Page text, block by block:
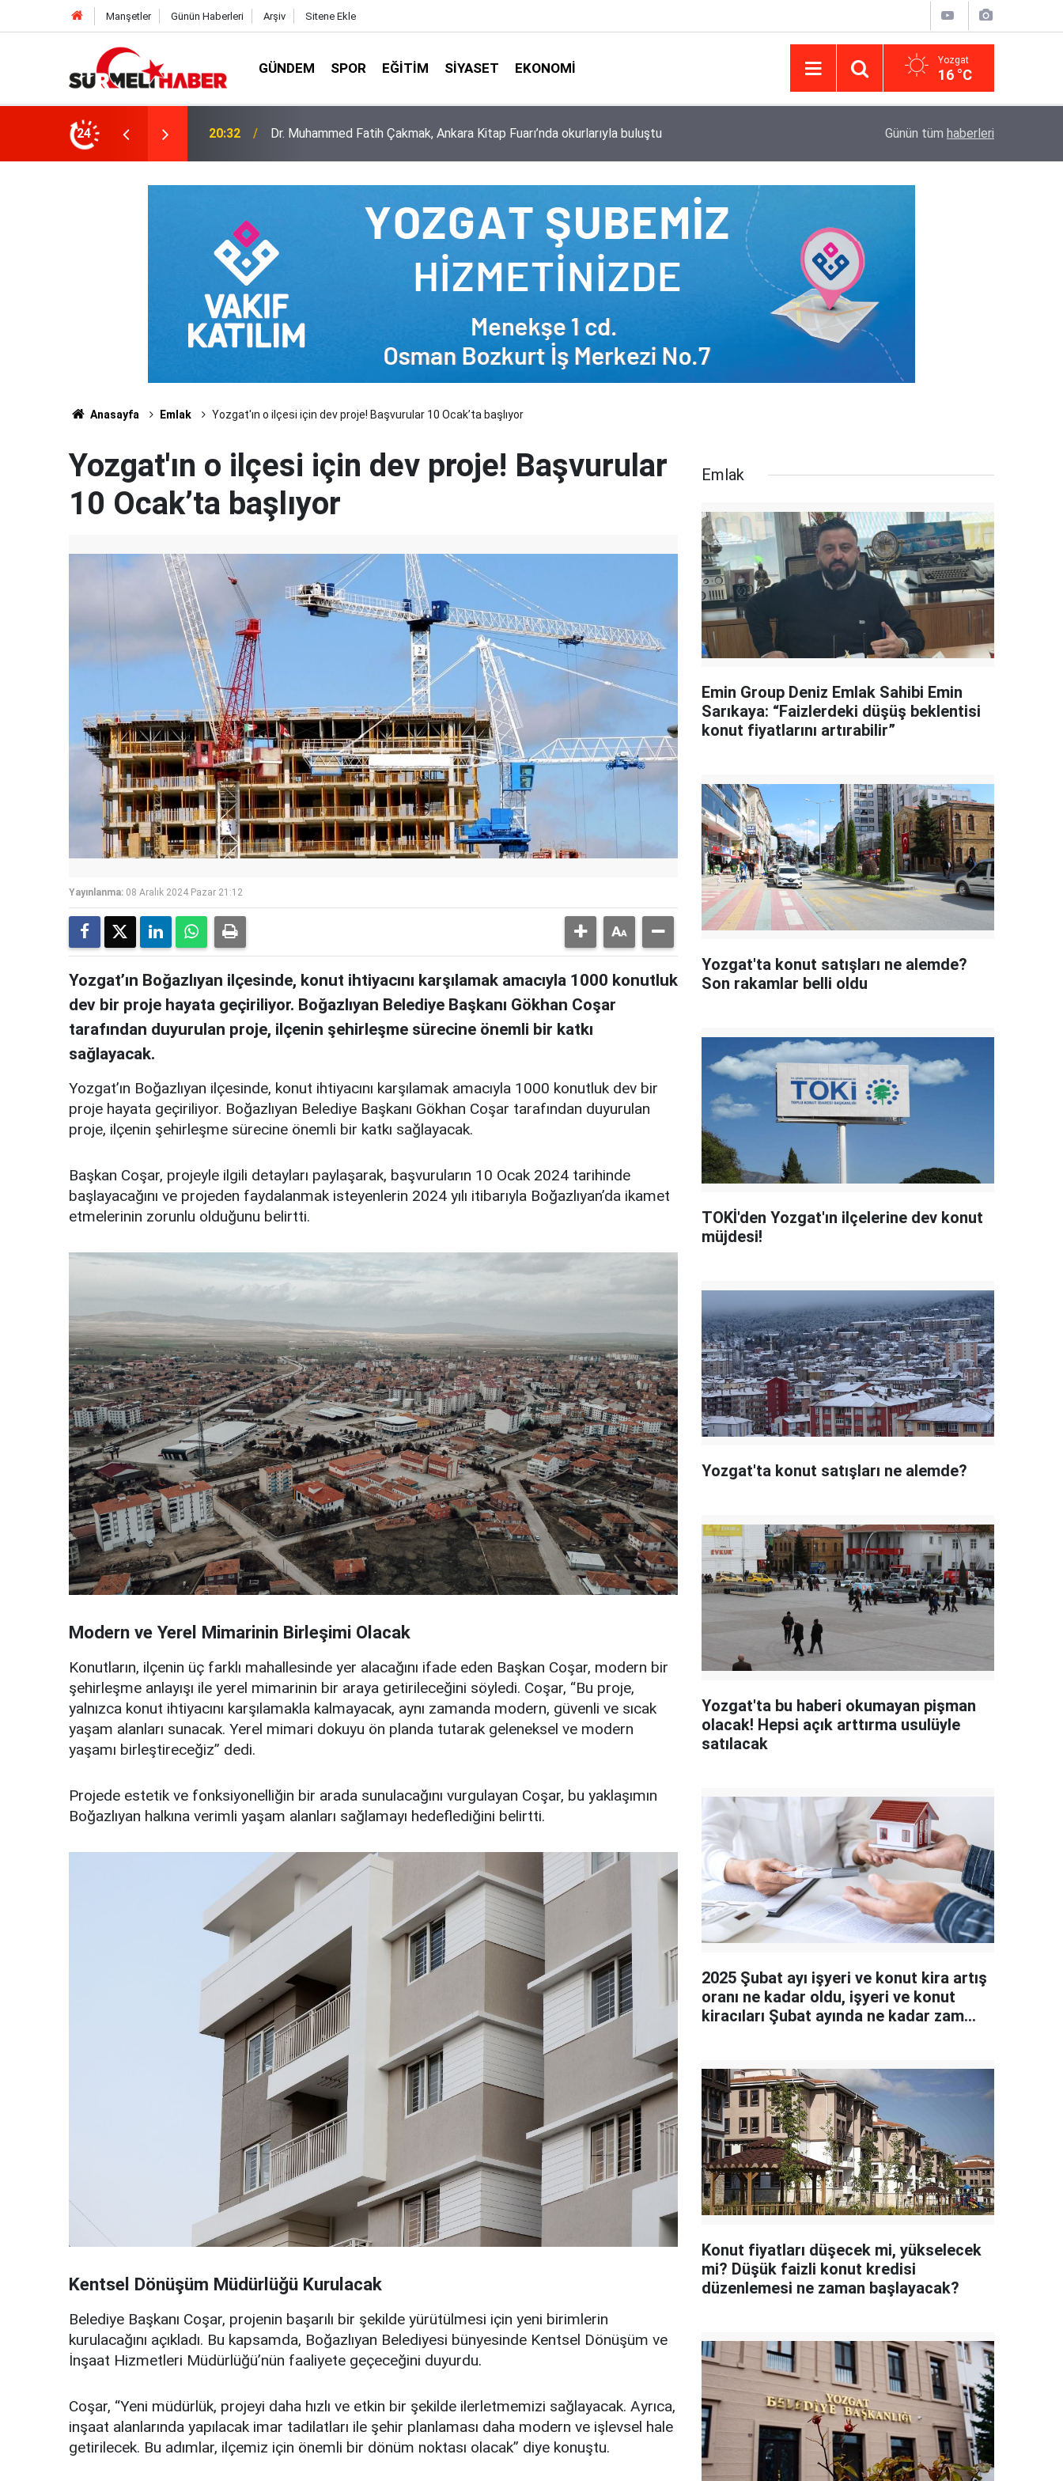
Manşetler Günün Haberleri Arşiv Sitene Ekle
GÜNDEM SPOR EĞITIM SIYASET EKONOMI Yozgat
16 °C
24
okurlarıyla buluştu 14:52 Diyanet İşleri Başkanlığı ile Türkiye Diyanet Vakfı milyonları sevindirdi Yargıtay’da iletişim hamlesi: Kurumsal
Günün tüm haberleri
Anasayfa Emlak Yozgat'ın o ilçesi için dev proje! Başvurular 10 Ocak’ta başlıyor
Yozgat'ın o ilçesi için dev proje! Başvurular
10 Ocak’ta başlıyor
Yayınlanma: 08 Aralık 2024 Pazar 21:12
Yozgat’ın Boğazlıyan ilçesinde, konut ihtiyacını karşılamak amacıyla 1000 konutluk
dev bir proje hayata geçiriliyor. Boğazlıyan Belediye Başkanı Gökhan Coşar
tarafından duyurulan proje, ilçenin şehirleşme sürecine önemli bir katkı
sağlayacak.
Yozgat’ın Boğazlıyan ilçesinde, konut ihtiyacını karşılamak amacıyla 1000 konutluk dev bir
proje hayata geçiriliyor. Boğazlıyan Belediye Başkanı Gökhan Coşar tarafından duyurulan
proje, ilçenin şehirleşme sürecine önemli bir katkı sağlayacak.
Başkan Coşar, projeyle ilgili detayları paylaşarak, başvuruların 10 Ocak 2024 tarihinde
başlayacağını ve projeden faydalanmak isteyenlerin 2024 yılı itibarıyla Boğazlıyan’da ikamet
etmelerinin zorunlu olduğunu belirtti.
Modern ve Yerel Mimarinin Birleşimi Olacak
Konutların, ilçenin üç farklı mahallesinde yer alacağını ifade eden Başkan Coşar, modern bir
şehirleşme anlayışı ile yerel mimarinin bir araya getirileceğini söyledi. Coşar, “Bu proje,
yalnızca konut ihtiyacını karşılamakla kalmayacak, aynı zamanda modern, güvenli ve sıcak
yaşam alanları sunacak. Yerel mimari dokuyu ön planda tutarak geleneksel ve modern
yaşamı birleştireceğiz” dedi.
Projede estetik ve fonksiyonelliğin bir arada sunulacağını vurgulayan Coşar, bu yaklaşımın
Boğazlıyan halkına verimli yaşam alanları sağlamayı hedeflediğini belirtti.
Kentsel Dönüşüm Müdürlüğü Kurulacak
Belediye Başkanı Coşar, projenin başarılı bir şekilde yürütülmesi için yeni birimlerin
kurulacağını açıkladı. Bu kapsamda, Boğazlıyan Belediyesi bünyesinde Kentsel Dönüşüm ve
İnşaat Hizmetleri Müdürlüğü’nün faaliyete geçeceğini duyurdu.
Coşar, “Yeni müdürlük, projeyi daha hızlı ve etkin bir şekilde ilerletmemizi sağlayacak. Ayrıca,
inşaat alanlarında yapılacak imar tadilatları ile şehir planlaması daha modern ve işlevsel hale
getirilecek. Bu adımlar, ilçemiz için önemli bir dönüm noktası olacak” diye konuştu.
Emlak
Emin Group Deniz Emlak Sahibi Emin
Sarıkaya: “Faizlerdeki düşüş beklentisi
konut fiyatlarını artırabilir”
Yozgat'ta konut satışları ne alemde?
Son rakamlar belli oldu
TOKİ'den Yozgat'ın ilçelerine dev konut
müjdesi!
Yozgat'ta konut satışları ne alemde?
Yozgat'ta bu haberi okumayan pişman
olacak! Hepsi açık arttırma usulüyle
satılacak
2025 Şubat ayı işyeri ve konut kira artış
oranı ne kadar oldu, işyeri ve konut
kiracıları Şubat ayında ne kadar zam
Konut fiyatları düşecek mi, yükselecek
mi? Düşük faizli konut kredisi
düzenlemesi ne zaman başlayacak?